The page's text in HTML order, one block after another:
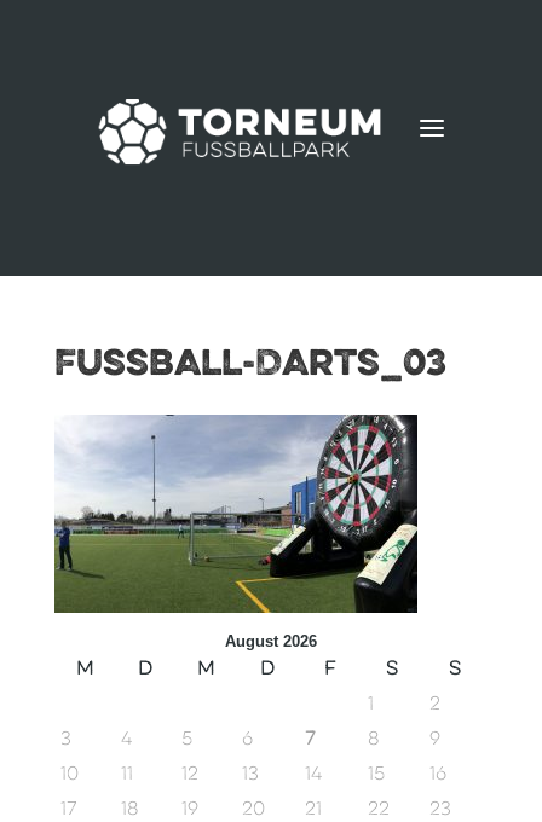
a
Fussball-Darts_03
August 2026
M D M D F S
S
1
2
3
4 5 6 7 8
9
10
11 12 13 14 15
16
17
18 19 20 21 22
23